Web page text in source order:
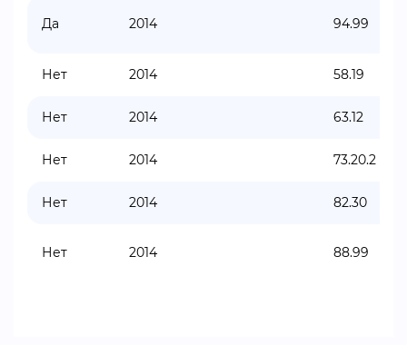
Да 2014 94.99
Нет 2014 58.19
Нет 2014 63.12
Нет 2014 73.20.2
Нет 2014 82.30
Нет 2014 88.99